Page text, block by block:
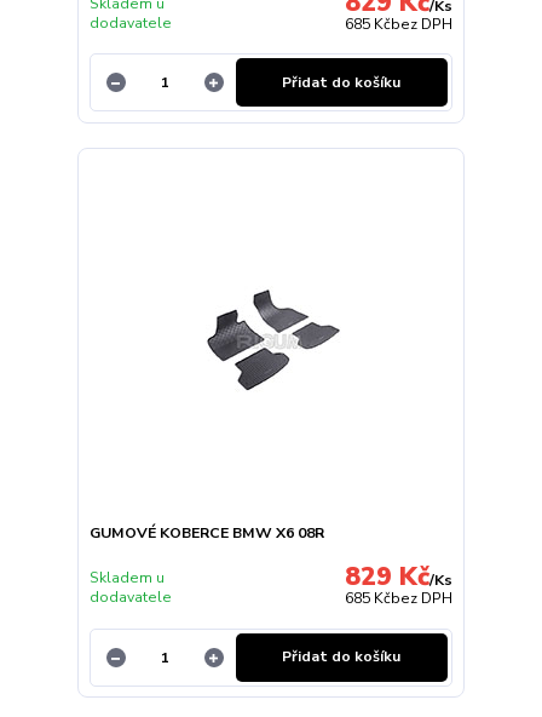
/Ks
685 Kčbez DPH
dodavatele
Přidat do košíku
GUMOVÉ KOBERCE BMW X6 08R
829 Kč/Ks
685 Kčbez DPH
Skladem u
dodavatele
Přidat do košíku